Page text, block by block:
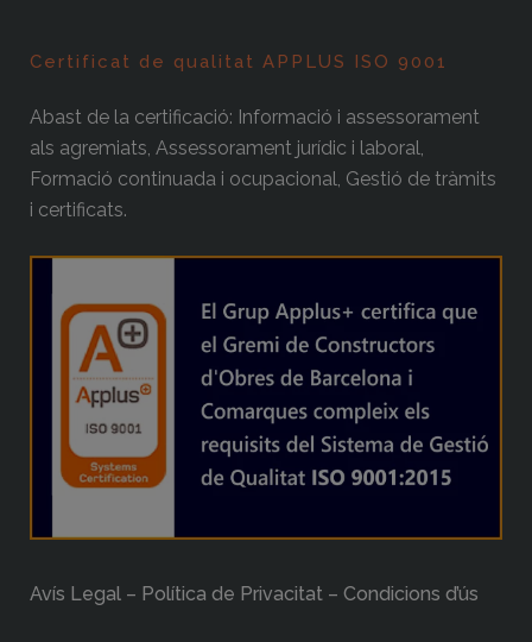
Certificat de qualitat APPLUS ISO 9001
Abast de la certificació: Informació i assessorament
als agremiats, Assessorament jurídic i laboral,
Formació continuada i ocupacional, Gestió de tràmits
i certificats.
Avís Legal – Política de Privacitat – Condicions d’ús